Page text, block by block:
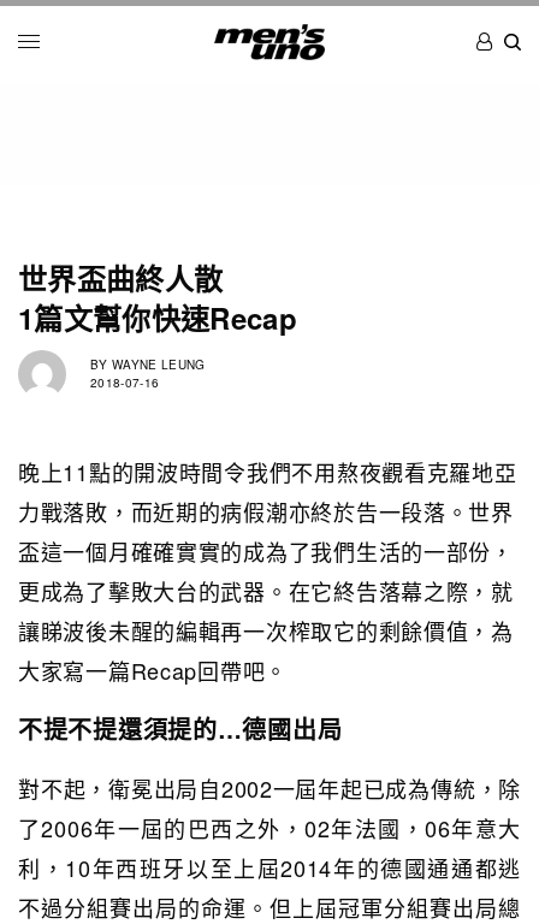
世界盃曲終人散
1篇文幫你快速Recap
BY WAYNE LEUNG
2018-07-16
晚上11點的開波時間令我們不用熬夜觀看克羅地亞
力戰落敗，而近期的病假潮亦終於告一段落。世界
盃這一個月確確實實的成為了我們生活的一部份，
更成為了擊敗大台的武器。在它終告落幕之際，就
讓睇波後未醒的編輯再一次榨取它的剩餘價值，為
大家寫一篇Recap回帶吧。
不提不提還須提的…德國出局
對不起，衛冕出局自2002一屆年起已成為傳統，除
了2006年一屆的巴西之外，02年法國，06年意大
利，10年西班牙以至上屆2014年的德國通通都逃
不過分組賽出局的命運。但上屆冠軍分組賽出局總